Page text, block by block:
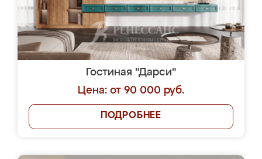
Гостиная "Дарси"
Цена: от 90 000 руб.
ПОДРОБНЕЕ